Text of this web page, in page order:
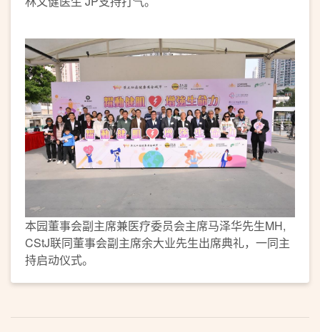
本园董事会副主席兼医疗委员会主席马泽华先生MH,
CStJ联同董事会副主席余大业先生出席典礼，一同主
持启动仪式。